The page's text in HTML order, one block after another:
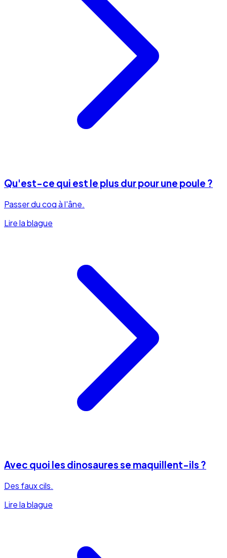
Qu'est-ce qui est le plus dur pour une poule ?
Passer du coq à l'âne.
Lire la blague
Avec quoi les dinosaures se maquillent-ils ?
Des faux cils.
Lire la blague